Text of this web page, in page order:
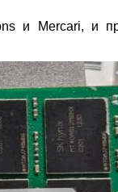
и Mercari, и